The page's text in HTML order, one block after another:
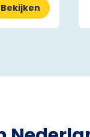
Bekijken